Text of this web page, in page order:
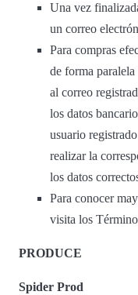
Una vez
un correo
Para compras
de forma
al correo
los datos
usuario
realizar la
los datos
Para conocer
visita los
PRODUCE
Spider Prod